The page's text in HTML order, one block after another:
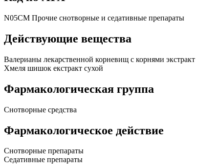
N05CM Прочие снотворные и седативные препараты
Действующие вещества
Валерианы лекарственной корневищ с корнями экстракт
Хмеля шишок екстракт сухой
Фармакологическая группа
Снотворные средства
Фармакологическое действие
Снотворные препараты
Седативные препараты